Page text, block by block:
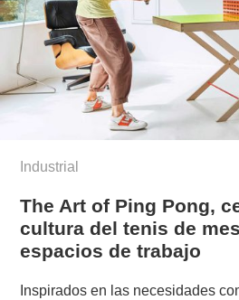
Industrial
The Art of Ping Pong,
cultura del tenis de
espacios de trabajo
Inspirados en las necesidades